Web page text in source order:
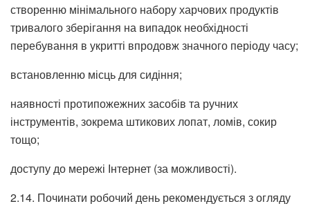
створенню мінімального набору харчових продуктів
тривалого зберігання на випадок необхідності
перебування в укритті впродовж значного періоду часу;
встановленню місць для сидіння;
наявності протипожежних засобів та ручних
інструментів, зокрема штикових лопат, ломів, сокир
тощо;
доступу до мережі Інтернет (за можливості).
2.14. Починати робочий день рекомендується з огляду